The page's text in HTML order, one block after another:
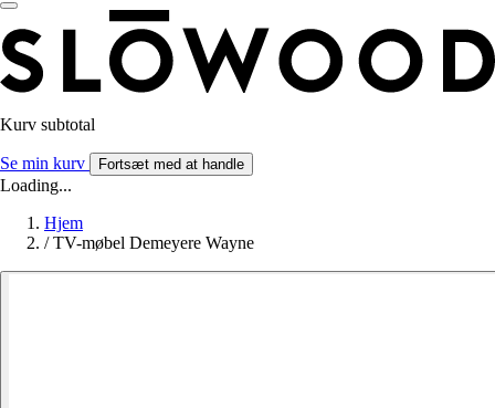
Kurv subtotal
Se min kurv Fortsæt med at handle
Loading...
Hjem
/ TV-møbel Demeyere Wayne